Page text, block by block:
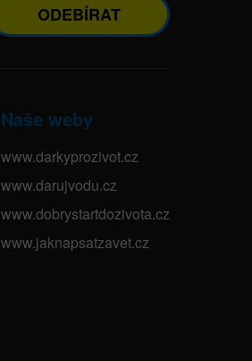
ODEBÍRAT
Naše weby
www.darkyprozivot.cz
www.darujvodu.cz
www.dobrystartdozivota.cz
www.jaknapsatzavet.cz